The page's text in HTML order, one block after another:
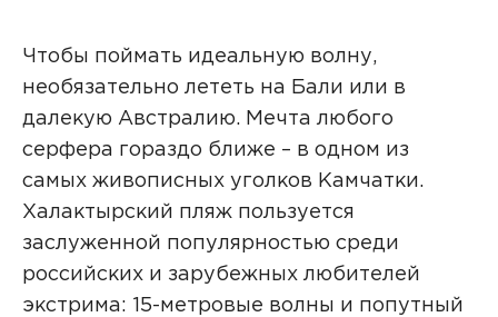
Чтобы поймать идеальную волну,
необязательно лететь на Бали или в
далекую Австралию. Мечта любого
серфера гораздо ближе – в одном из
самых живописных уголков Камчатки.
Халактырский пляж пользуется
заслуженной популярностью среди
российских и зарубежных любителей
экстрима: 15-метровые волны и попутный